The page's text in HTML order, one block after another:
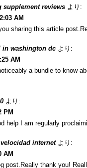
supplement reviews より:
AM
sharing this article
in washington dc より:
AM
a bundle to know
より:
PM
help I am regularly
internet より:
AM
post.Really thank you!